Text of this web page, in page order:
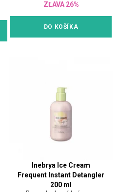
ZĽAVA 26%
DO KOŠÍKA
Inebrya Ice Cream
Frequent Instant Detangler
200 ml